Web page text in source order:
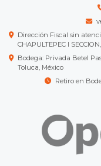
Dirección Fiscal sin
CHAPULTEPEC I
Bodega: Privada Betel
Toluca, México
Retiro en